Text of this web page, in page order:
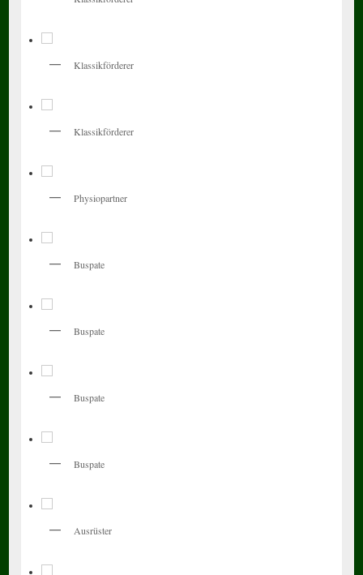
Klassikförderer
Klassikförderer
Physiopartner
Buspate
Buspate
Buspate
Buspate
Ausrüster